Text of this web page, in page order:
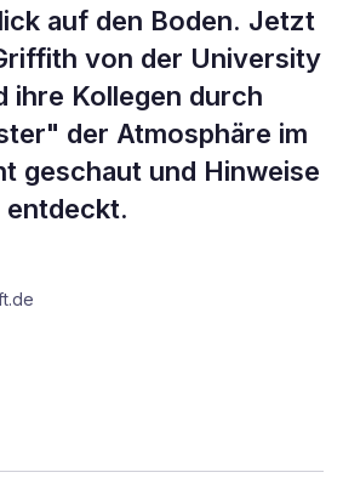
auf den Boden. Jetzt
von der University
ihre Kollegen durch
der Atmosphäre im
geschaut und Hinweise
entdeckt.